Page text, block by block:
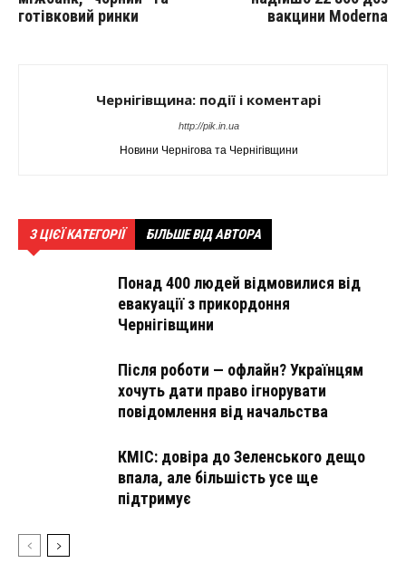
готівковий ринки
вакцини Moderna
Чернігівщина: події і коментарі
http://pik.in.ua
Новини Чернігова та Чернігівщини
З ЦІЄЇ КАТЕГОРІЇ БІЛЬШЕ ВІД АВТОРА
Понад 400 людей відмовилися від
евакуації з прикордоння
Чернігівщини
Після роботи — офлайн? Українцям
хочуть дати право ігнорувати
повідомлення від начальства
КМІС: довіра до Зеленського дещо
впала, але більшість усе ще
підтримує